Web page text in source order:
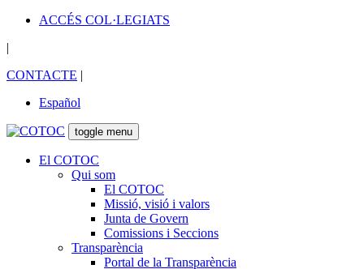
ACCÉS COL·LEGIATS
|
CONTACTE |
Español
toggle menu
El COTOC
Qui som
El COTOC
Missió, visió i valors
Junta de Govern
Comissions i Seccions
Transparència
Portal de la Transparència